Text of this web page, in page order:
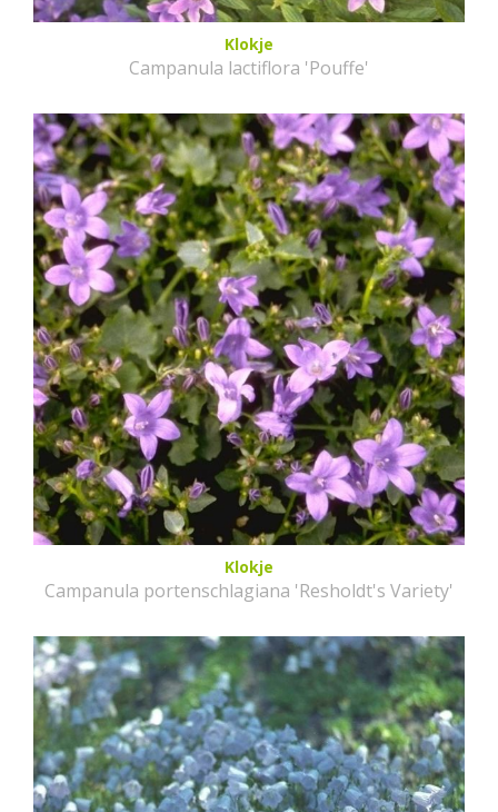
Klokje
Campanula lactiflora 'Pouffe'
Klokje
Campanula portenschlagiana 'Resholdt's Variety'